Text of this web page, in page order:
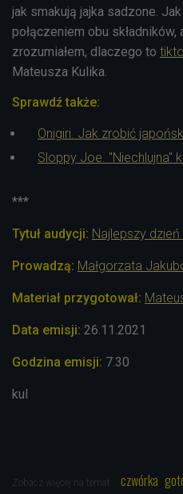
jak smakują jajka sadzone.
połączeniem obu
zrozumiałem, dlaczego to
Mateusza Kulika.
Sprawdź także:
Onigiri. Jak zrobić
Sloppy Joe. "Niechlujna"
***
Tytuł audycji: Najlepszy
Prowadzą: Małgorzata
Materiał przygotował:
Data emisji: 26.11.2021
Godzina emisji: 7.30
kul
Zobacz więcej na temat: czwórka